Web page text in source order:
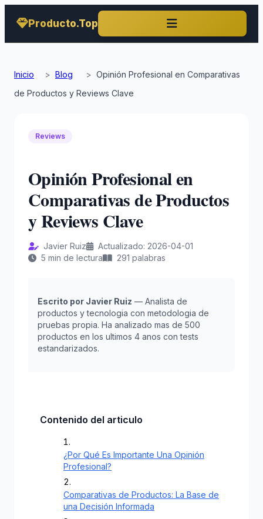
Producto.Top
Inicio > Blog > Opinión Profesional en Comparativas
de Productos y Reviews Clave
Reviews
Opinión Profesional en
Comparativas de Productos
y Reviews Clave
Javier Ruiz
Actualizado: 2026-04-01
5 min de lectura
291 palabras
Escrito por Javier Ruiz — Analista de
productos y tecnologia con metodologia de
pruebas propia. Ha analizado mas de 500
productos en los ultimos 4 anos con tests
estandarizados.
Contenido del articulo
¿Por Qué Es Importante Una Opinión
Profesional?
Comparativas de Productos: La Base de
una Decisión Informada